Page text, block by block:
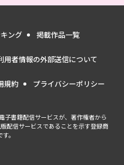
ング 掲載作品一覧
用者情報の外部送信について
規約 プライバシーポリシー
子書籍配信サービスが、著作権者から
配信サービスであることを示す登録商
。